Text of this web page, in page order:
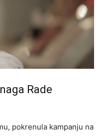
Rade
pokrenula kampanju na